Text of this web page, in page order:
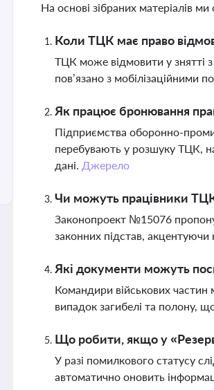
На основі зібраних матеріалів
Коли ТЦК має право
ТЦК може відмовити у знятті
пов’язано з мобілізаційними
Як працює бронювання
Підприємства оборонно-
перебувають у розшуку ТЦК,
дані. Джерело
Чи можуть працівники ТЦК
Законопроект №15076
законних підстав, акцентуючи
Які документи можуть
Командири військових частин
випадок загибелі та полону,
Що робити, якщо у
У разі помилкового статусу
автоматично оновить